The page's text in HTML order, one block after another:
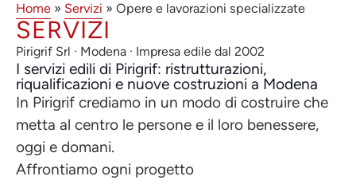
Home » Servizi » Opere e lavorazioni specializzate
SERVIZI
Pirigrif Srl · Modena · Impresa edile dal 2002
I servizi edili di Pirigrif: ristrutturazioni,
riqualificazioni e nuove costruzioni a Modena
In Pirigrif crediamo in un modo di costruire che
metta al centro le persone e il loro benessere,
oggi e domani.
Affrontiamo ogni progetto